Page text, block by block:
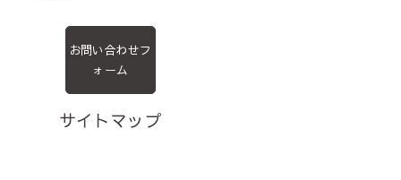
お問い合わせフ
ォーム
サイトマップ